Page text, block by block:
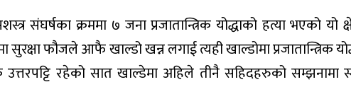
संघर्षका क्रममा ७ जना प्रजातान्त्रिक योद्धाको हत्या भएको यो
सुरक्षा फौजले आफै खाल्डो खन्न लगाई त्यही खाल्डोमा प्रजातान्त्रिक
रहेको सात खाल्डेमा अहिले तीनै सहिदहरुको सम्झनामा